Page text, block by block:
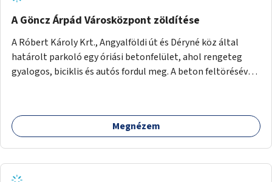
A Göncz Árpád Városközpont zöldítése
A Róbert Károly Krt., Angyalföldi út és Déryné köz által
határolt parkoló egy óriási betonfelület, ahol rengeteg
gyalogos, biciklis és autós fordul meg. A beton feltörésével,
menti járda és a parkoló közé kellene egy zöld sáv,
virágágyásokkal a meglévő fák alá, a lakóépület felőli két
Megnézem